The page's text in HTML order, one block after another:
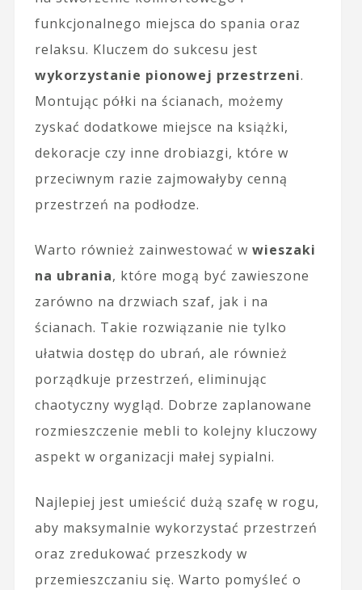
funkcjonalnego miejsca do spania oraz
relaksu. Kluczem do sukcesu jest
wykorzystanie pionowej przestrzeni.
Montując półki na ścianach, możemy
zyskać dodatkowe miejsce na książki,
dekoracje czy inne drobiazgi, które w
przeciwnym razie zajmowałyby cenną
przestrzeń na podłodze.
Warto również zainwestować w wieszaki
na ubrania, które mogą być zawieszone
zarówno na drzwiach szaf, jak i na
ścianach. Takie rozwiązanie nie tylko
ułatwia dostęp do ubrań, ale również
porządkuje przestrzeń, eliminując
chaotyczny wygląd. Dobrze zaplanowane
rozmieszczenie mebli to kolejny kluczowy
aspekt w organizacji małej sypialni.
Najlepiej jest umieścić dużą szafę w rogu,
aby maksymalnie wykorzystać przestrzeń
oraz zredukować przeszkody w
przemieszczaniu się. Warto pomyśleć o